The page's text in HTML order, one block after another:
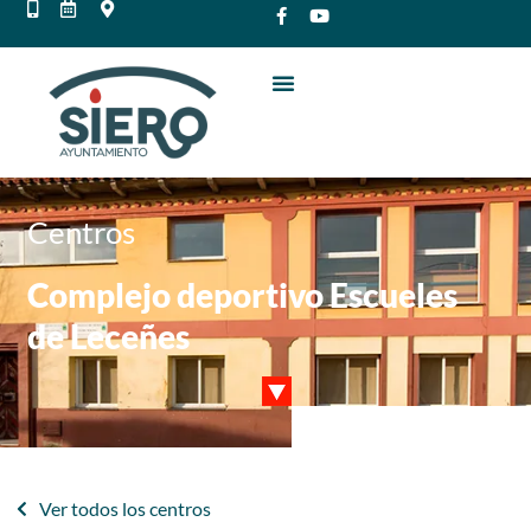
Centros
Complejo deportivo Escueles
de Leceñes
Ver todos los centros